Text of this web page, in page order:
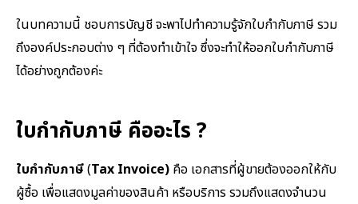
ในบทความนี้ ชอบการบัญชี จะพาไปทำความรู้จักใบกำกับภาษี รวม
ถึงองค์ประกอบต่าง ๆ ที่ต้องทำเข้าใจ ซึ่งจะทำให้ออกใบกำกับภาษี
ได้อย่างถูกต้องค่ะ
ใบกำกับภาษี คืออะไร ?
ใบกำกับภาษี(Tax Invoice) คือ เอกสารที่ผู้ขายต้องออกให้กับ
ผู้ซื้อ เพื่อแสดงมูลค่าของสินค้า หรือบริการ รวมถึงแสดงจำนวน